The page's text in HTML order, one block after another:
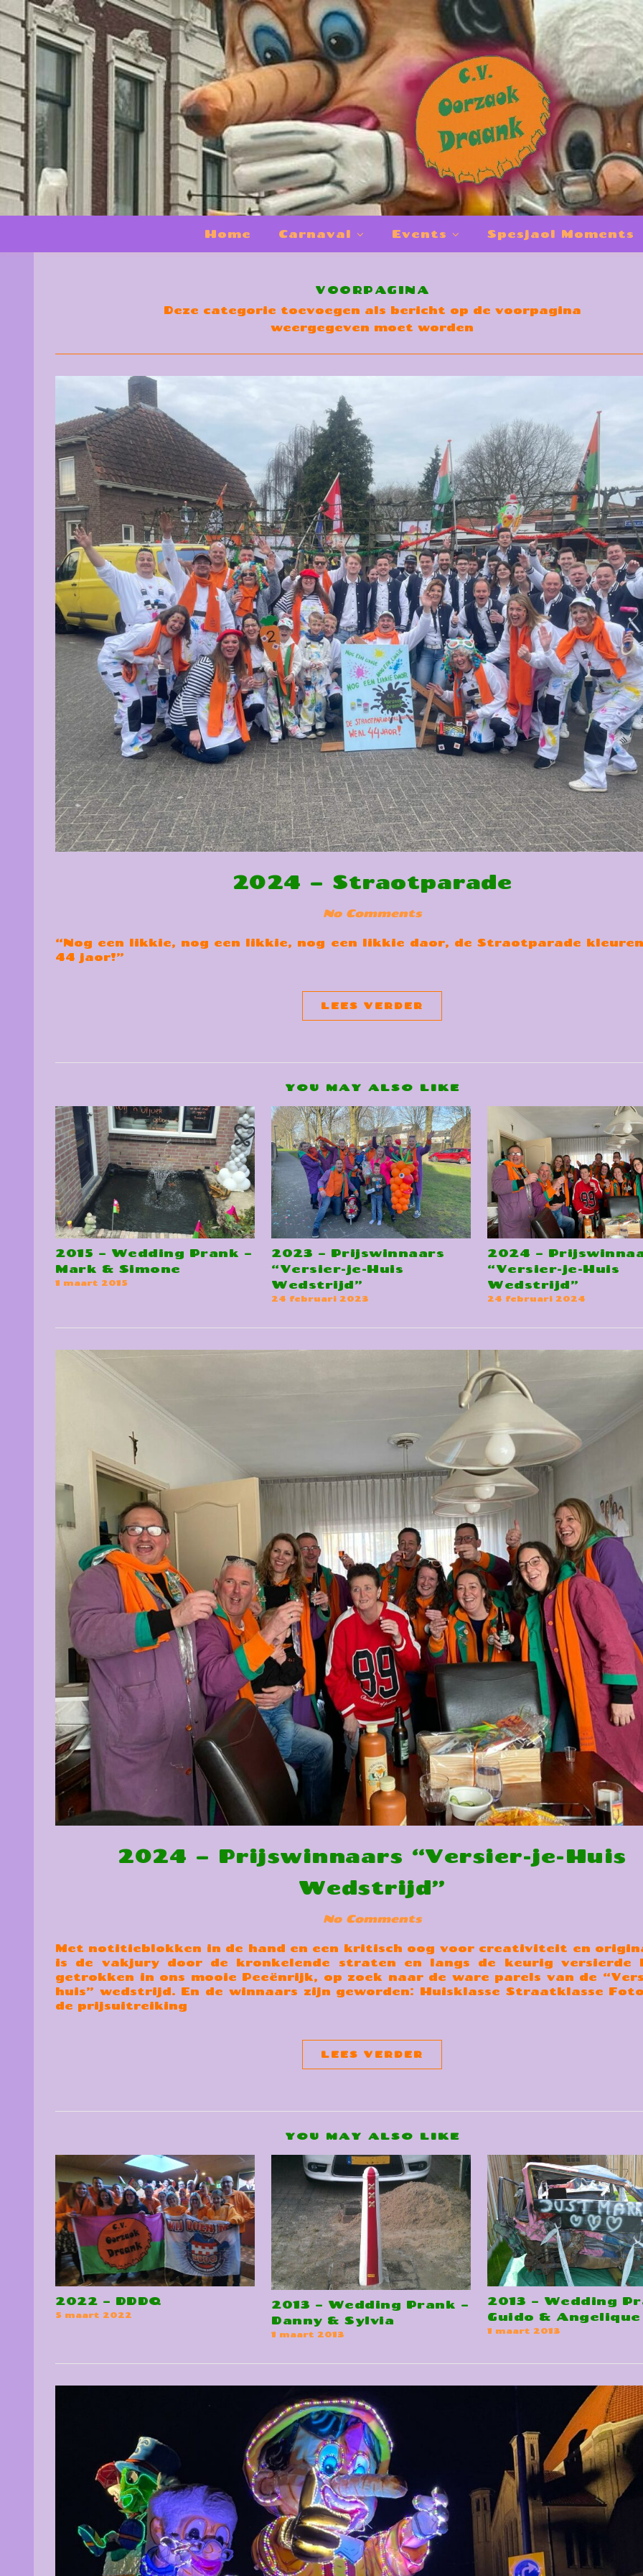
Home Carnaval Events Spesjaol Moments
VOORPAGINA
Deze categorie toevoegen als bericht op de voorpagina
weergegeven moet worden
2024 – Straotparade
No Comments
“Nog een likkie, nog een likkie, nog een likkie daor, de Straotparade
44 jaor!”
LEES VERDER
YOU MAY ALSO LIKE
2015 – Wedding Prank –
Mark & Simone
1 maart 2015
2023 – Prijswinnaars
“Versier-je-Huis
Wedstrijd”
24 februari 2023
2024 –
“Versier-je-Huis
Wedstrijd”
24 februari 2024
2024 – Prijswinnaars “Versier-je-Huis
Wedstrijd”
No Comments
Met notitieblokken in de hand en een kritisch oog voor creativiteit en
is de vakjury door de kronkelende straten en langs de keurig versierde
getrokken in ons mooie Peeënrijk, op zoek naar de ware parels van de
huis” wedstrijd. En de winnaars zijn geworden: Huisklasse Straatklasse
de prijsuitreiking
LEES VERDER
YOU MAY ALSO LIKE
2022 – DDDQ
5 maart 2022
2013 – Wedding Prank –
Danny & Sylvia
1 maart 2013
2013 – Wedding
Guido & Angelique
1 maart 2013